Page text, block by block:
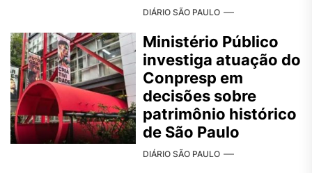
DIÁRIO SÃO PAULO
Ministério Público
investiga atuação do
Conpresp em
decisões sobre
patrimônio histórico
de São Paulo
DIÁRIO SÃO PAULO